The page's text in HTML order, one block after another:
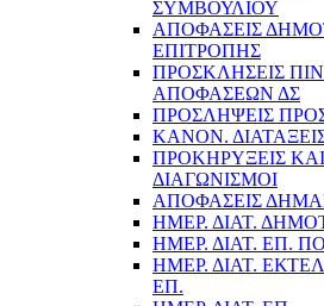
ΣΥΜΒΟΥΛΙΟΥ
ΑΠΟΦΑΣΕΙΣ
ΕΠΙΤΡΟΠΗΣ
ΠΡΟΣΚΛΗΣΕΙΣ
ΑΠΟΦΑΣΕΩΝ ΔΣ
ΠΡΟΣΛΗΨΕΙΣ
ΚΑΝΟΝ.
ΠΡΟΚΗΡΥΞΕΙΣ ΚΑΙ
ΔΙΑΓΩΝΙΣΜΟΙ
ΑΠΟΦΑΣΕΙΣ
ΗΜΕΡ. ΔΙΑΤ.
ΗΜΕΡ. ΔΙΑΤ. ΕΠ.
ΗΜΕΡ. ΔΙΑΤ.
ΕΠ.